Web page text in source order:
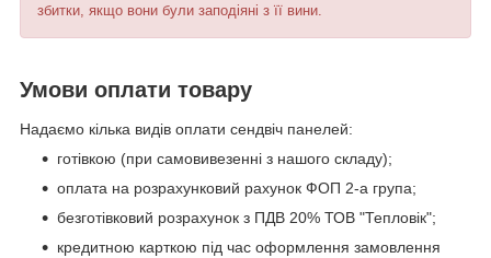
збитки, якщо вони були заподіяні з її вини.
Умови оплати товару
Надаємо кілька видів оплати сендвіч панелей:
готівкою (при самовивезенні з нашого складу);
оплата на розрахунковий рахунок ФОП 2-а група;
безготівковий розрахунок з ПДВ 20% ТОВ "Тепловік";
кредитною карткою під час оформлення замовлення